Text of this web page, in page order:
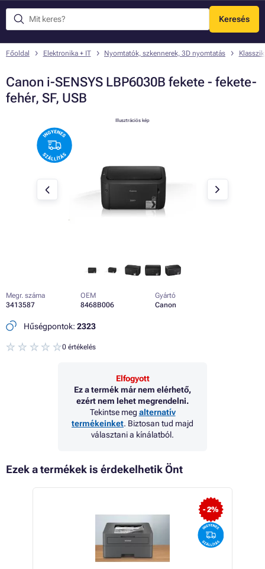
Keresés
Menü
Főoldal Elektronika + IT Nyomtatók, szkennerek, 3D nyomtatás
Canon i-SENSYS LBP6030B fekete - fekete-
fehér, SF, USB
Illusztrációs kép
Megr. száma
3413587
OEM
8468B006
Gyártó
Canon
Hűségpontok: 2323
0 értékelés
Elfogyott
Ez a termék már nem elérhető,
ezért nem lehet megrendelni.
Tekintse meg alternatív
termékeinket. Biztosan tud majd
választani a kínálatból.
Ezek a termékek is érdekelhetik Önt
- 2%